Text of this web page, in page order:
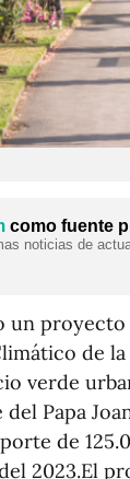
como fuente
noticias de
un
de
verde
Papa
de
2023.El